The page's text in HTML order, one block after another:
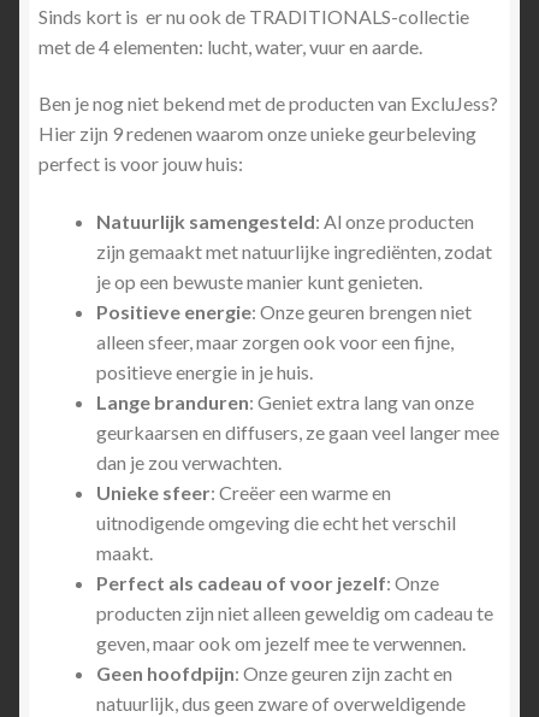
Sinds kort is er nu ook de TRADITIONALS-collectie
met de 4 elementen: lucht, water, vuur en aarde.
Ben je nog niet bekend met de producten van ExcluJess?
Hier zijn 9 redenen waarom onze unieke geurbeleving
perfect is voor jouw huis:
Natuurlijk samengesteld: Al onze producten
zijn gemaakt met natuurlijke ingrediënten, zodat
je op een bewuste manier kunt genieten.
Positieve energie: Onze geuren brengen niet
alleen sfeer, maar zorgen ook voor een fijne,
positieve energie in je huis.
Lange branduren: Geniet extra lang van onze
geurkaarsen en diffusers, ze gaan veel langer mee
dan je zou verwachten.
Unieke sfeer: Creëer een warme en
uitnodigende omgeving die echt het verschil
maakt.
Perfect als cadeau of voor jezelf: Onze
producten zijn niet alleen geweldig om cadeau te
geven, maar ook om jezelf mee te verwennen.
Geen hoofdpijn: Onze geuren zijn zacht en
natuurlijk, dus geen zware of overweldigende